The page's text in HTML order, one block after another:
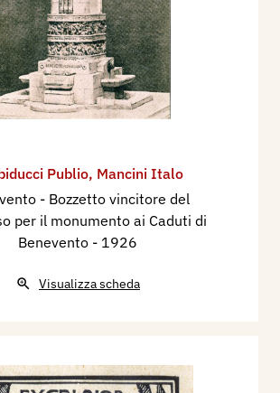
Publio, Mancini Italo
- Bozzetto vincitore del
per il monumento ai Caduti di
Benevento - 1926
Visualizza scheda